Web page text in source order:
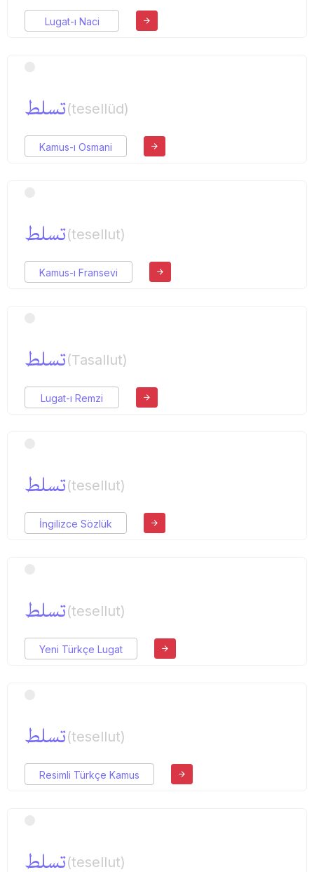
Lugat-ı Naci
تسلط(tesellüd)
Kamus-ı Osmani
تسلط(tesellut)
Kamus-ı Fransevi
تسلط(Tasallut)
Lugat-ı Remzi
تسلط(tesellut)
İngilizce Sözlük
تسلط(tesellut)
Yeni Türkçe Lugat
تسلط(tesellut)
Resimli Türkçe Kamus
تسلط(tesellut)